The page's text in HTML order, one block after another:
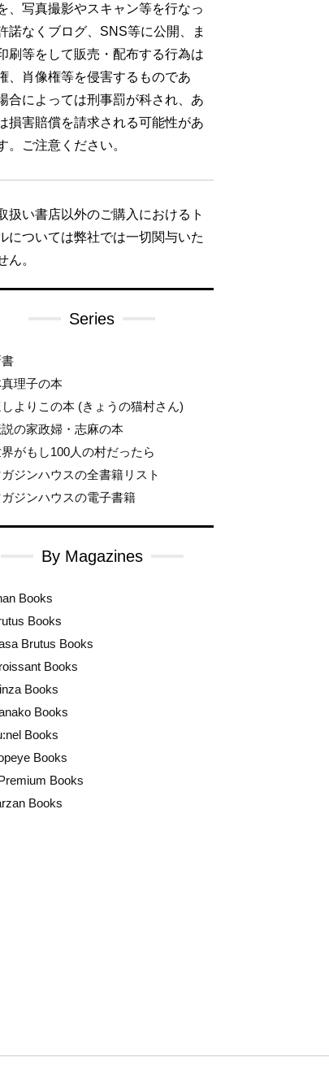
、写真撮影やスキャン等を行なっ
諾なくブログ、SNS等に公開、ま
刷等をして販売・配布する行為は
、肖像権等を侵害するものであ
合によっては刑事罰が科され、あ
損害賠償を請求される可能性があ
。ご注意ください。
扱い書店以外のご購入におけるト
については弊社では一切関与いた
ん。
Series
理子の本
よりこの本 (きょうの猫村さん)
の家政婦・志麻の本
がもし100人の村だったら
ジンハウスの全書籍リスト
ガジンハウスの電子書籍
By Magazines
Books
Books
Brutus Books
Books
Books
Books
Books
Books
Books
Books